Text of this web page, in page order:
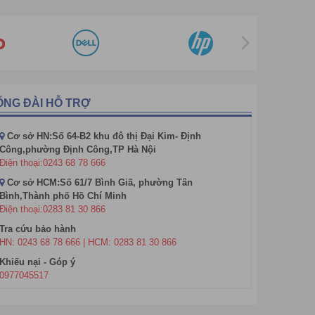
mỹ phẩm.
thường có màu đen và màu trắng với nhiều kích
ĐÀI HỖ TRỢ
Cơ sở HN:Số 64-B2 khu đô thị Đại Kim- Định
Công,phường Định Công,TP Hà Nội
Điện thoại:0243 68 78 666
Cơ sở HCM:Số 61/7 Bình Giã, phường Tân
Bình,Thành phố Hồ Chí Minh
Điện thoại:0283 81 30 866
Tra cứu bảo hành
HN: 0243 68 78 666 | HCM: 0283 81 30 866
Khiếu nại - Góp ý
0977045517